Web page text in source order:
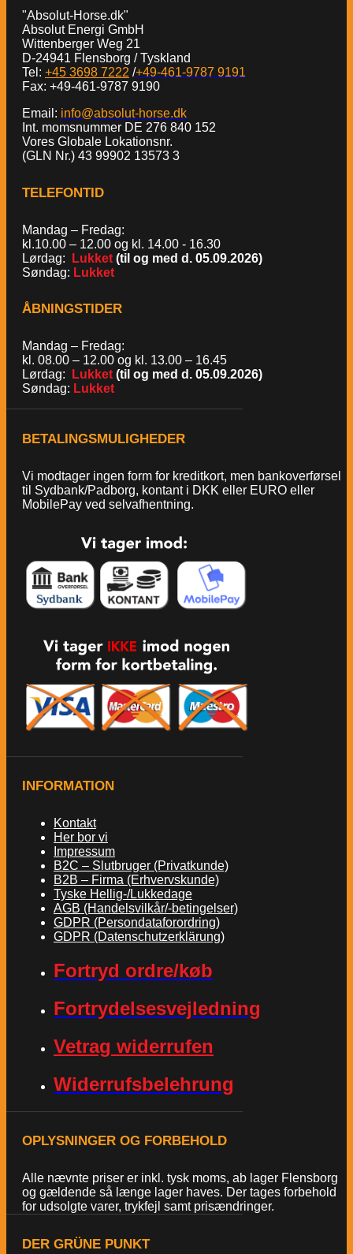
"Absolut-Horse.dk"
Absolut Energi GmbH
Wittenberger Weg 21
D-24941 Flensborg / Tyskland
Tel: +45 3698 7222 /+49-461-9787 9191
Fax: +49-461-9787 9190
Email: info@absolut-horse.dk
Int. momsnummer DE 276 840 152
Vores Globale Lokationsnr.
(GLN Nr.) 43 99902 13573 3
TELEFONTID
Mandag – Fredag:
kl.10.00 – 12.00 og kl. 14.00 - 16.30
Lørdag:
Lukket (til og med d. 05.09.2026)
Søndag: Lukket
ÅBNINGSTIDER
Mandag – Fredag:
kl. 08.00 – 12.00 og kl. 13.00 – 16.45
Lørdag:
Lukket (til og med d. 05.09.2026)
Søndag: Lukket
BETALINGSMULIGHEDER
Vi modtager ingen form for kreditkort, men bankoverførsel
til Sydbank/Padborg, kontant i DKK eller EURO eller
MobilePay ved selvafhentning.
INFORMATION
Kontakt
Her bor vi
Impressum
B2C – Slutbruger (Privatkunde)
B2B – Firma (Erhvervskunde)
Tyske Hellig-/Lukkedage
AGB (Handelsvilkår/-betingelser)
GDPR (Persondataforordring)
GDPR (Datenschutzerklärung)
Fortryd ordre/køb
Fortrydelsesvejledning
Vetrag widerrufen
Widerrufsbelehrung
OPLYSNINGER OG FORBEHOLD
Alle nævnte priser er inkl. tysk moms, ab lager Flensborg
og gældende så længe lager haves. Der tages forbehold
for udsolgte varer, trykfejl samt prisændringer.
DER GRÜNE PUNKT